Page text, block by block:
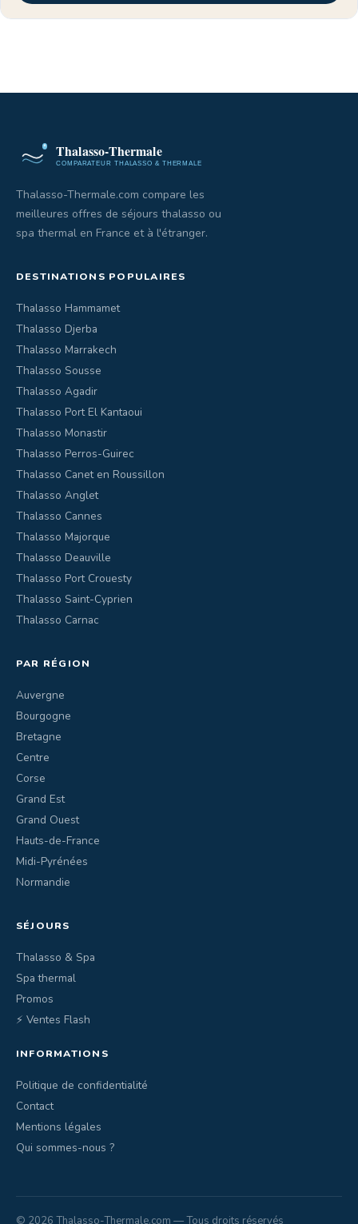
Thalasso-Thermale.com compare les
meilleures offres de séjours thalasso ou
spa thermal en France et à l'étranger.
DESTINATIONS POPULAIRES
Thalasso Hammamet
Thalasso Djerba
Thalasso Marrakech
Thalasso Sousse
Thalasso Agadir
Thalasso Port El Kantaoui
Thalasso Monastir
Thalasso Perros-Guirec
Thalasso Canet en Roussillon
Thalasso Anglet
Thalasso Cannes
Thalasso Majorque
Thalasso Deauville
Thalasso Port Crouesty
Thalasso Saint-Cyprien
Thalasso Carnac
PAR RÉGION
Auvergne
Bourgogne
Bretagne
Centre
Corse
Grand Est
Grand Ouest
Hauts-de-France
Midi-Pyrénées
Normandie
SÉJOURS
Thalasso & Spa
Spa thermal
Promos
⚡ Ventes Flash
INFORMATIONS
Politique de confidentialité
Contact
Mentions légales
Qui sommes-nous ?
© 2026 Thalasso-Thermale.com — Tous droits réservés